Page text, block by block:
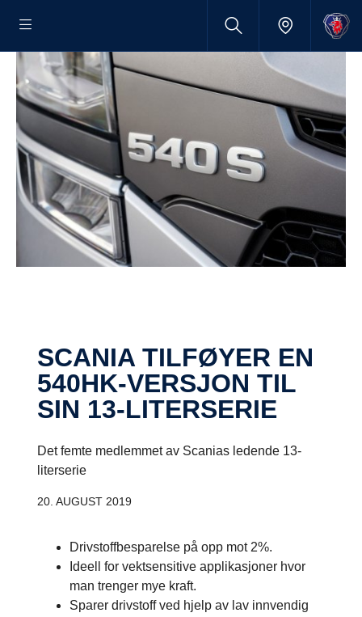
SCANIA TILFØYER EN
540HK-VERSJON TIL
SIN 13-LITERSERIE
Det femte medlemmet av Scanias ledende 13-
literserie
20. AUGUST 2019
Drivstoffbesparelse på opp mot 2%.
Ideell for vektsensitive applikasjoner hvor
man trenger mye kraft.
Sparer drivstoff ved hjelp av lav innvendig